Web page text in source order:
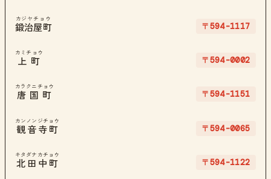
鍛治屋町
カジヤチョウ
〒594-1117
上町
カミチョウ
〒594-0002
唐国町
カラクニチョウ
〒594-1151
観音寺町
カンノンジチョウ
〒594-0065
北田中町
キタダナカチョウ
〒594-1122